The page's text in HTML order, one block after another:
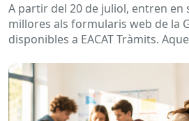
A partir del 20 de juliol, entren en
millores als formularis web de la
disponibles a EACAT Tràmits.